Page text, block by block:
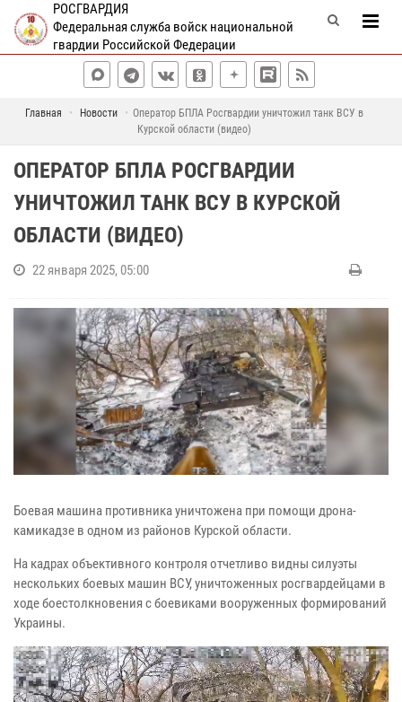
РОСГВАРДИЯ
Федеральная служба войск национальной
гвардии Российской Федерации
Главная Новости
Оператор БПЛА Росгвардии уничтожил танк ВСУ в
Курской области (видео)
ОПЕРАТОР БПЛА РОСГВАРДИИ
УНИЧТОЖИЛ ТАНК ВСУ В КУРСКОЙ
ОБЛАСТИ (ВИДЕО)
22 января 2025, 05:00
Боевая машина противника уничтожена при помощи дрона-
камикадзе в одном из районов Курской области.
На кадрах объективного контроля отчетливо видны силуэты
нескольких боевых машин ВСУ, уничтоженных росгвардейцами в
ходе боестолкновения с боевиками вооруженных формирований
Украины.